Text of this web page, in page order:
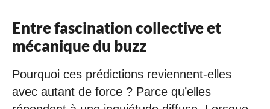
Entre fascination collective et
mécanique du buzz
Pourquoi ces prédictions reviennent-elles
avec autant de force ? Parce qu’elles